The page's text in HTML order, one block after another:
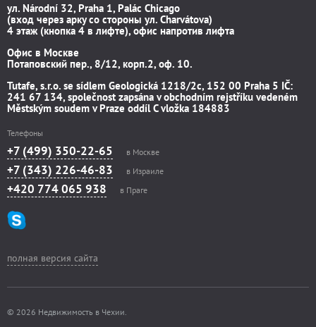
ул. Národní 32, Praha 1, Palác Chicago
(вход через арку со стороны ул. Charvátova)
4 этаж (кнопка 4 в лифте), офис напротив лифта
Офис в Москве
Потаповский пер., 8/12, корп.2, оф. 10.
Tutafe, s.r.o. se sídlem Geologická 1218/2c, 152 00 Praha 5 IČ:
241 67 134, společnost zapsána v obchodním rejstříku vedeném
Městským soudem v Praze oddíl C vložka 184883
Телефоны
+7 (499) 350-22-65 в Москве
+7 (343) 226-46-83 в Израиле
+420 774 065 938 в Праге
полная версия сайта
© 2026 Недвижимость в Чехии.